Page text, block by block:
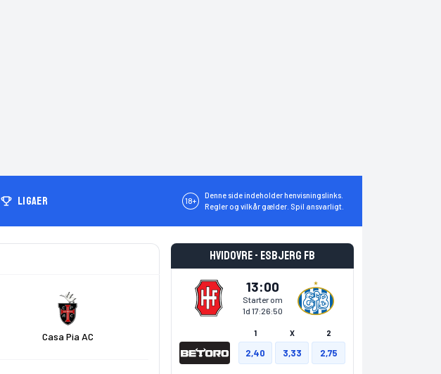
18+
Denne side indeholder henvisningslinks.
Regler og vilkår gælder. Spil ansvarligt.
LIGAER
Casa Pia AC
Hvidovre - Esbjerg fB
13:00
Starter om
1d 17:26:50
1 X 2
2,40 3,33 2,75